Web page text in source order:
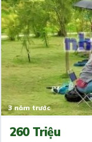
3 năm trước
260 Triệu